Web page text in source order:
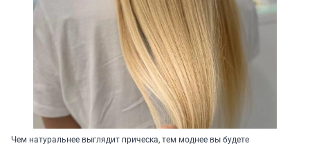
Чем натуральнее выглядит прическа, тем моднее вы будете